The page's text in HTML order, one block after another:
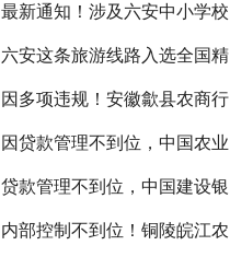
最新通知！涉及六安中小学校伙食费
六安这条旅游线路入选全国精品!
因多项违规！安徽歙县农商行合计被罚110万
因贷款管理不到位，中国农业银行砀山支行被
贷款管理不到位，中国建设银行股份砀山支行
内部控制不到位！铜陵皖江农村商行被罚35万